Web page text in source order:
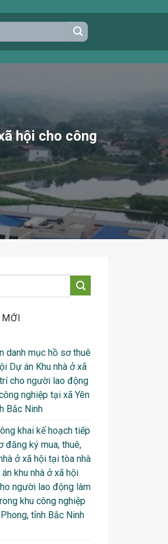
hội cho công
danh mục hồ sơ thuê
Dự án Khu nhà ở xã
cho người lao động
nghiệp tại xã Yên
Bắc Ninh
khai kế hoạch tiếp
đăng ký mua, thuê,
ở xã hội tại tòa nhà
khu nhà ở xã hội
người lao động làm
khu công nghiệp
tỉnh Bắc Ninh